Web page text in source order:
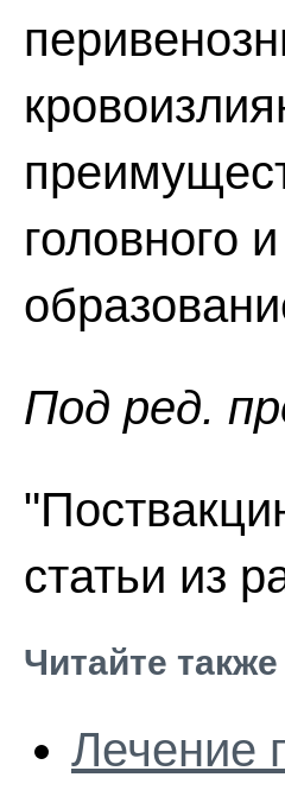
головного
Пoд peд.
статьи из
Читайте
Лечение